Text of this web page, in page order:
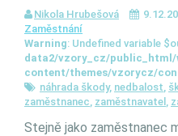
Nikola Hrubešová
Zaměstnání
Warning: Undefined variable
data2/vzory_cz/public_html/
content/themes/vzorycz/
náhrada škody, nedbalost,
zaměstnanec, zaměstnavatel ,
Stejně jako zaměstnanec